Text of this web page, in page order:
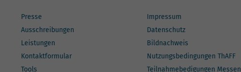
Presse
Ausschreibungen
Leistungen
Kontaktformular
Tools
Impressum
Datenschutz
Bildnachweis
Nutzungsbedingungen ThAFF
Teilnahmebedigungen Messen